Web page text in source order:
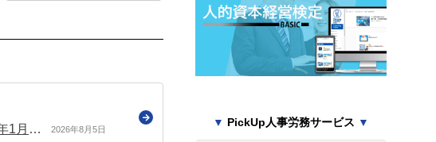
療養、育児又は介護により報酬が急減した者を対象とした標準報酬月額の保険者算定の特例 令和9年1月から適用（厚労省） 2026年8月5日
▼ PickUp人事労務サービス ▼